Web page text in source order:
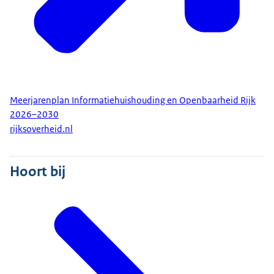
Meerjarenplan Informatiehuishouding en Openbaarheid Rijk
2026–2030
rijksoverheid.nl
Hoort bij